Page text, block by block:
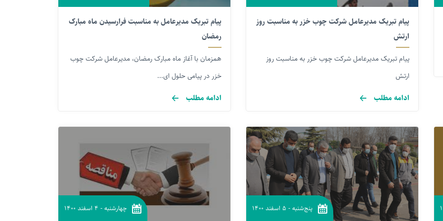
پیام تبریک مدیرعامل شرکت چوب خزر به مناسبت روز
ارتش
پیام تبریک مدیرعامل شرکت چوب خزر به مناسبت روز
ارتش
ادامه مطلب
پیام تبریک مدیرعامل به مناسبت فرارسیدن ماه مبارک
رمضان
همزمان با آغاز ماه مبارک رمضان، مدیرعامل شرکت چوب
خزر در پیامی حلول ای...
ادامه مطلب
پنج‌شنبه - ۵ اسفند ۱۴۰۰ چهارشنبه - ۴ اسفند ۱۴۰۰